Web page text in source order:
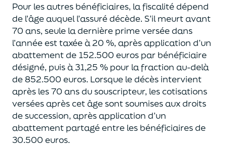
Pour les autres bénéficiaires, la fiscalité dépend
de l’âgeauquell’assuré décède. S’il meurt avant
70 ans, seule la dernière prime versée dans
l’année esttaxée à 20 %, après application d’un
abattement de 152.500 euros par bénéficiaire
désigné, puis à 31,25 % pour la fraction au-delà
de852.500 euros. Lorsque le décès intervient
après les 70 ans du souscripteur, les cotisations
versées après cet âge sont soumises aux droits
de succession, après application d’un
abattement partagé entre les bénéficiaires de
30.500 euros.